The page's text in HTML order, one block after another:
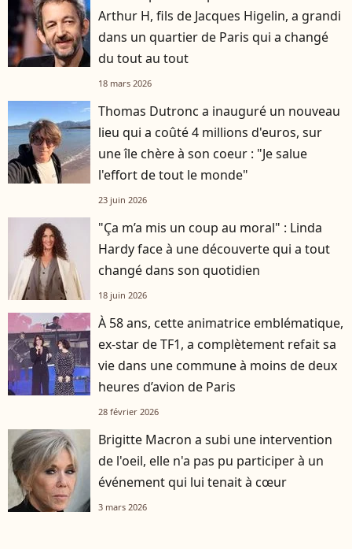
Arthur H, fils de Jacques Higelin, a grandi
dans un quartier de Paris qui a changé
du tout au tout
18 mars 2026
Thomas Dutronc a inauguré un nouveau
lieu qui a coûté 4 millions d'euros, sur
une île chère à son coeur : "Je salue
l'effort de tout le monde"
23 juin 2026
"Ça m’a mis un coup au moral" : Linda
Hardy face à une découverte qui a tout
changé dans son quotidien
18 juin 2026
À 58 ans, cette animatrice emblématique,
ex-star de TF1, a complètement refait sa
vie dans une commune à moins de deux
heures d’avion de Paris
28 février 2026
Brigitte Macron a subi une intervention
de l'oeil, elle n'a pas pu participer à un
événement qui lui tenait à cœur
3 mars 2026